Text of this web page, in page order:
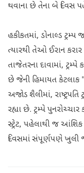
થવાના છે તેના બે દિવસ
હકીકતમાં, ડોનાલ્ડ ટ્રમ્પ
ત્યારથી તેઓ ઈરાન
તાજેતરના દાવામાં,
છે જેની હિમાયત કેટલાક
અજોડ શૈલીમાં, રાષ્ટ્રપતિ
રહ્યા છે. ટ્રમ્પે પુનરોચ્ચાર
સ્ટ્રેટ, પહેલાથી જ
દિવસમાં સંપૂર્ણપણે ખુલી